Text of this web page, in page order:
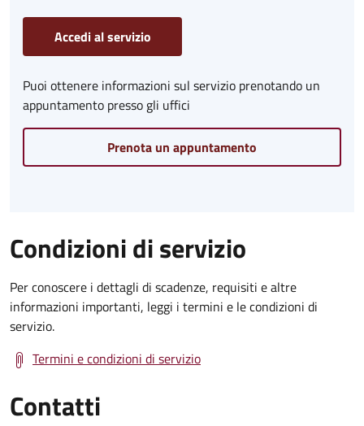
Accedi al servizio
Puoi ottenere informazioni sul servizio prenotando un
appuntamento presso gli uffici
Prenota un appuntamento
Condizioni di servizio
Per conoscere i dettagli di scadenze, requisiti e altre
informazioni importanti, leggi i termini e le condizioni di
servizio.
Termini e condizioni di servizio
Contatti